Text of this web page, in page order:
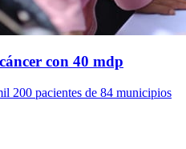
con 40 mdp
200 pacientes de 84 municipios